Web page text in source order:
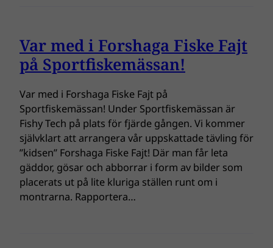
Var med i Forshaga Fiske Fajt
på Sportfiskemässan!
Var med i Forshaga Fiske Fajt på
Sportfiskemässan! Under Sportfiskemässan är
Fishy Tech på plats för fjärde gången. Vi kommer
självklart att arrangera vår uppskattade tävling för
”kidsen” Forshaga Fiske Fajt! Där man får leta
gäddor, gösar och abborrar i form av bilder som
placerats ut på lite kluriga ställen runt om i
montrarna. Rapportera…